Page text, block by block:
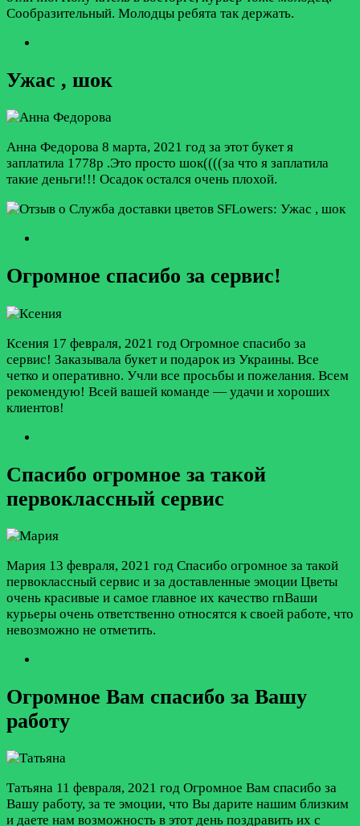
Сообразительный. Молодцы ребята так держать.
Ужас , шок
Анна Федорова 8 марта, 2021 год за этот букет я
заплатила 1778р .Это просто шок((((за что я заплатила
такие деньги!!! Осадок остался очень плохой.
Огромное спасибо за сервис!
Ксения 17 февраля, 2021 год Огромное спасибо за
сервис! Заказывала букет и подарок из Украины. Все
четко и оперативно. Учли все просьбы и пожелания. Всем
рекомендую! Всей вашей команде — удачи и хороших
клиентов!
Спасибо огромное за такой
первоклассный сервис
Мария 13 февраля, 2021 год Спасибо огромное за такой
первоклассный сервис и за доставленные эмоции Цветы
очень красивые и самое главное их качество rnВаши
курьеры очень ответственно относятся к своей работе, что
невозможно не отметить.
Огромное Вам спасибо за Вашу
работу
Татьяна 11 февраля, 2021 год Огромное Вам спасибо за
Вашу работу, за те эмоции, что Вы дарите нашим близким
и даете нам возможность в этот день поздравить их с